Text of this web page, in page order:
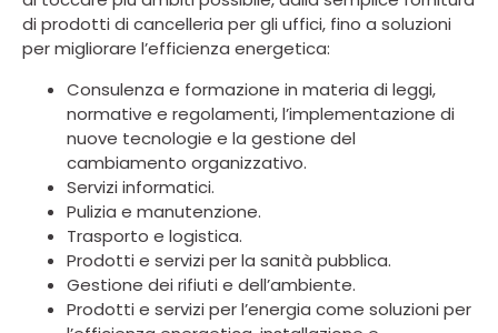
di prodotti di cancelleria per gli uffici, fino a soluzioni
per migliorare l’efficienza energetica:
Consulenza e formazione in materia di leggi,
normative e regolamenti, l’implementazione di
nuove tecnologie e la gestione del
cambiamento organizzativo.
Servizi informatici.
Pulizia e manutenzione.
Trasporto e logistica.
Prodotti e servizi per la sanità pubblica.
Gestione dei rifiuti e dell’ambiente.
Prodotti e servizi per l’energia come soluzioni per